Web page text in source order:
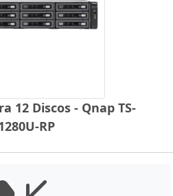
12 Discos - Qnap TS-
RP